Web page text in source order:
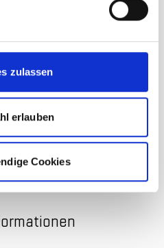
zulassen
erlauben
Cookies
Tekoa Wool T-Shirt
dark leaf